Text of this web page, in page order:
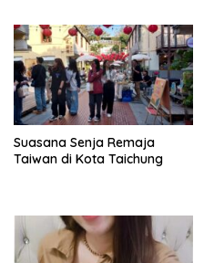
Suasana Senja Remaja
Taiwan di Kota Taichung